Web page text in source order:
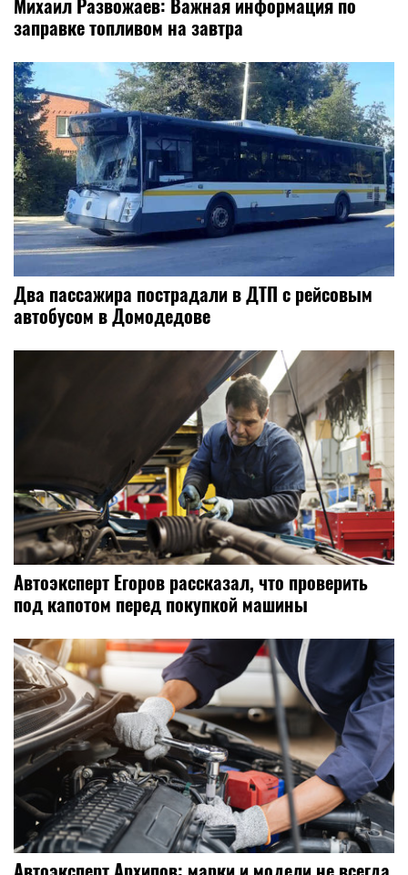
Михаил Развожаев: Важная информация по
заправке топливом на завтра
Два пассажира пострадали в ДТП с рейсовым
автобусом в Домодедове
Автоэксперт Егоров рассказал, что проверить
под капотом перед покупкой машины